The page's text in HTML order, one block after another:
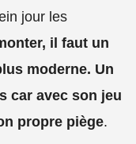
jour les
il faut un
moderne. Un
car avec son jeu
propre piège.